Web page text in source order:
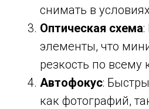
снимать в
Оптическая схема
элементы, что
резкость по всему
Автофокус:
как фотографий,